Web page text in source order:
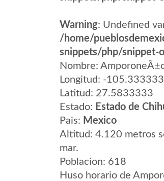
Warning: Undefined
/home/
snippets/php/snippet-
Nombre:
Longitud: -
Latitud: 27.5833333
Estado: Estado de
Pais: Mexico
Altitud: 4.120 metros
mar.
Poblacion: 618
Huso horario de